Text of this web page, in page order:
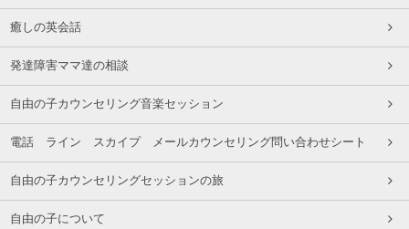
癒しの英会話
発達障害ママ達の相談
自由の子カウンセリング音楽セッション
電話 ライン スカイプ メールカウンセリング問い合わせシート
自由の子カウンセリングセッションの旅
自由の子について